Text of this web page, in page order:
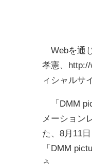
Webを通
孝憲、
ィシャルサ
「DMM
メーション
た、8月11
「DMM